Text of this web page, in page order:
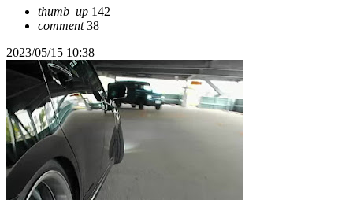
thumb_up 142
comment38
2023/05/15 10:38